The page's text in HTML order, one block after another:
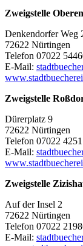
Zweigstelle
Denkendorfer Weg
72622 Nürtingen
Telefon 07022
E-Mail:
Zweigstelle
Dürerplatz 9
72622 Nürtingen
Telefon 07022
E-Mail:
Zweigstelle
Auf der Insel 2
72622 Nürtingen
Telefon 07022
E-Mail: